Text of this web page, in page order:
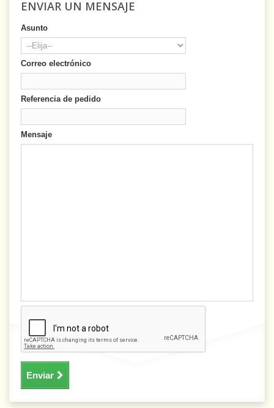
ENVIAR UN MENSAJE
Asunto
Correo electrónico
Referencia de pedido
Mensaje
Enviar